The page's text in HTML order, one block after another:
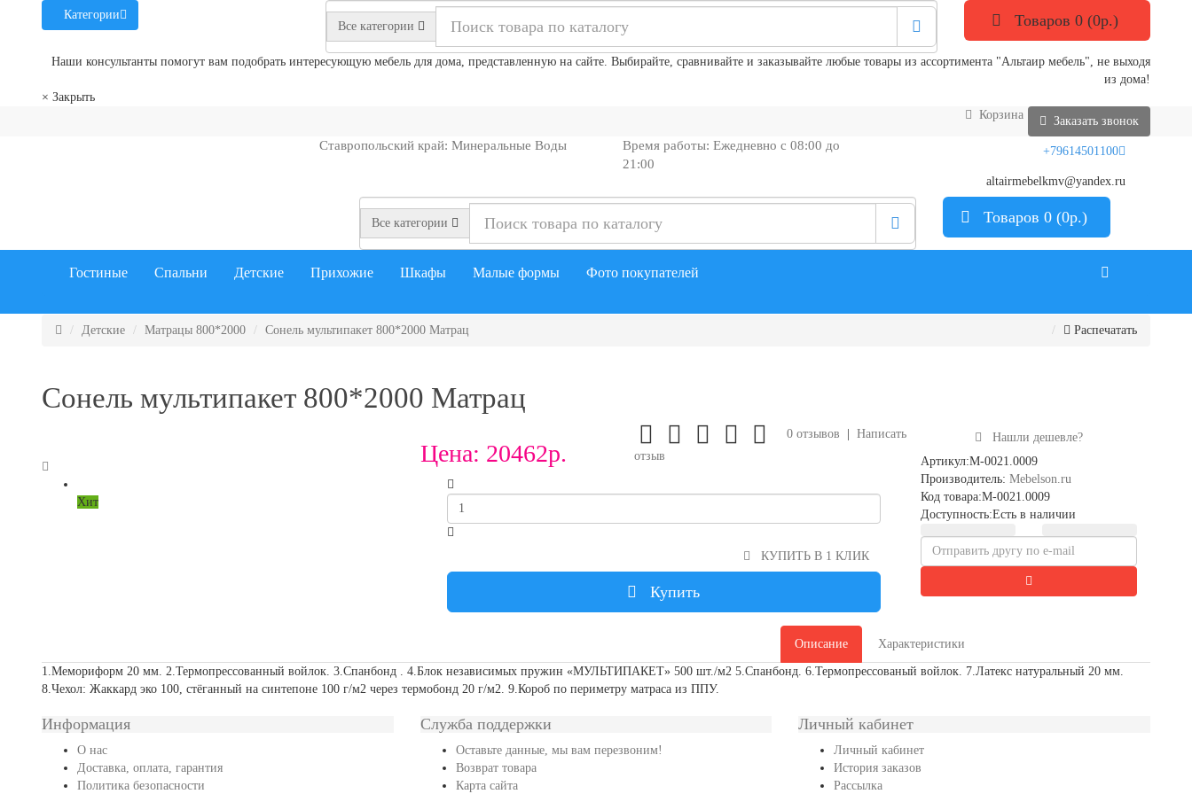
Категории
Все категории
Товаров 0 (0р.)
Наши консультанты помогут вам подобрать интересующую мебель для дома, представленную на сайте. Выбирайте, сравнивайте и заказывайте любые товары из ассортимента "Альтаир мебель", не выходя
из дома!
× Закрыть
Заказать звонок
Корзина
Ставропольский край: Минеральные Воды
Время работы: Ежедневно с 08:00 до
21:00
+79614501100
altairmebelkmv@yandex.ru
Все категории Товаров 0 (0р.)
Гостиные Спальни Детские Прихожие Шкафы Малые формы Фото покупателей
Детские Матрацы 800*2000 Сонель мультипакет 800*2000 Матрац Распечатать
Сонель мультипакет 800*2000 Матрац
Хит
Цена: 20462р.
0 отзывов
Написать
отзыв
КУПИТЬ В 1 КЛИК
Купить
Нашли дешевле?
Артикул:M-0021.0009
Производитель: Mebelson.ru
Код товара:M-0021.0009
Доступность:Есть в наличии
Описание Характеристики
1.Мемориформ 20 мм. 2.Термопрессованный войлок. 3.Спанбонд . 4.Блок независимых пружин «МУЛЬТИПАКЕТ» 500 шт./м2 5.Спанбонд. 6.Термопрессованый войлок. 7.Латекс натуральный 20 мм.
8.Чехол: Жаккард эко 100, стёганный на синтепоне 100 г/м2 через термобонд 20 г/м2. 9.Короб по периметру матраса из ППУ.
Информация
О нас
Доставка, оплата, гарантия
Политика безопасности
Служба поддержки
Оставьте данные, мы вам перезвоним!
Возврат товара
Карта сайта
Личный кабинет
Личный кабинет
История заказов
Рассылка